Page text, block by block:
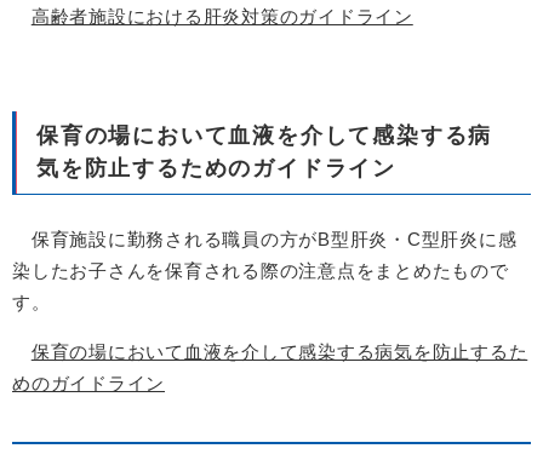
高齢者施設における肝炎対策のガイドライン
保育の場において血液を介して感染する病
気を防止するためのガイドライン
保育施設に勤務される職員の方がB型肝炎・C型肝炎に感
染したお子さんを保育される際の注意点をまとめたもので
す。
保育の場において血液を介して感染する病気を防止するた
めのガイドライン